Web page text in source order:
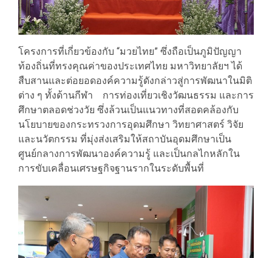
โครงการที่เกี่ยวข้องกับ “มวยไทย” ซึ่งถือเป็นภูมิปัญญา
ท้องถิ่นที่ทรงคุณค่าของประเทศไทย มหาวิทยาลัยฯ ได้
สืบสานและต่อยอดองค์ความรู้ดังกล่าวสู่การพัฒนาในมิติ
ต่าง ๆ ทั้งด้านกีฬา การท่องเที่ยวเชิงวัฒนธรรม และการ
ศึกษาตลอดช่วงวัย ซึ่งล้วนเป็นแนวทางที่สอดคล้องกับ
นโยบายของกระทรวงการอุดมศึกษา วิทยาศาสตร์ วิจัย
และนวัตกรรม ที่มุ่งส่งเสริมให้สถาบันอุดมศึกษาเป็น
ศูนย์กลางการพัฒนาองค์ความรู้ และเป็นกลไกหลักใน
การขับเคลื่อนเศรษฐกิจฐานรากในระดับพื้นที่